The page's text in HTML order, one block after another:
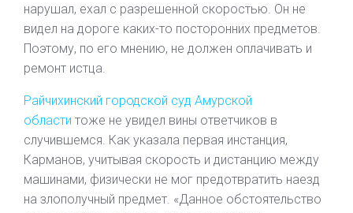
нарушал, ехал с разрешенной скоростью. Он не
видел на дороге каких-то посторонних предметов.
Поэтому, по его мнению, не должен оплачивать и
ремонт истца.
Райчихинский городской суд Амурской
области тоже не увидел вины ответчиков в
случившемся. Как указала первая инстанция,
Карманов, учитывая скорость и дистанцию между
машинами, физически не мог предотвратить наезд
на злополучный предмет. «Данное обстоятельство